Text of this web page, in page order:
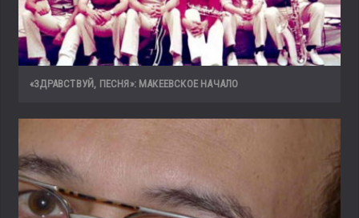
«ЗДРАВСТВУЙ, ПЕСНЯ»: МАКЕЕВСКОЕ НАЧАЛО